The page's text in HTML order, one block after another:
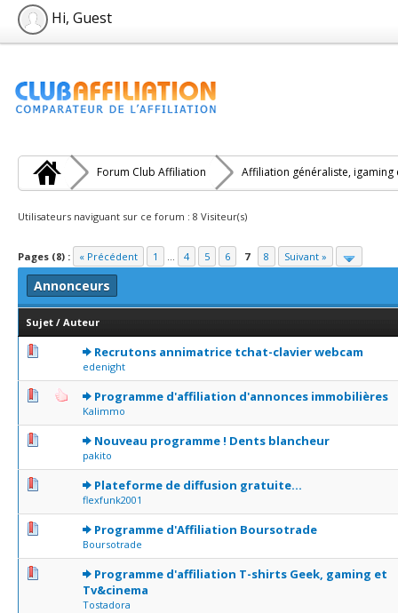
Hi, Guest
Forum Club Affiliation Affiliation généraliste, igaming
Utilisateurs naviguant sur ce forum : 8 Visiteur(s)
Pages (8) : « Précédent 1 ... 4 5 6 7 8 Suivant »
Annonceurs
Sujet / Auteur
Recrutons annimatrice tchat-clavier webcam
edenight
0 Votes - 0 sur 5 en moyenne
12345
Programme d'affiliation d'annonces immobilières
Kalimmo
1 Votes - 5 sur 5 en moyenne
12345
Nouveau programme ! Dents blancheur
pakito
1 Votes - 5 sur 5 en moyenne
123 45
Plateforme de diffusion gratuite...
flexfunk2001
0 Votes - 0 sur 5 en moyenne
12345
Programme d'Affiliation Boursotrade
Boursotrade
0 Votes - 0 sur 5 en moyenne
12345
Programme d'affiliation T-shirts Geek, gaming et
Tv&cinema
Tostadora
0 Votes - 0 sur 5 en moyenne
12345